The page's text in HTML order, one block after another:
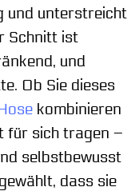
und unterstreicht
Schnitt ist
und
Ob Sie dieses
kombinieren
für sich tragen –
selbstbewusst
dass sie